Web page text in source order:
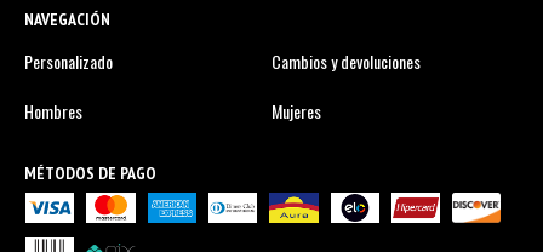
NAVEGACIÓN
Personalizado
Cambios y devoluciones
Hombres
Mujeres
MÉTODOS DE PAGO